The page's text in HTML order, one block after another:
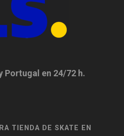
Portugal en 24/72 h.
TIENDA DE SKATE EN